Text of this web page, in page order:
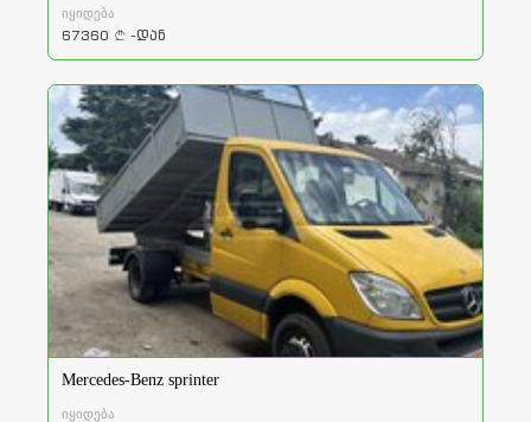
იყიდება
67360 a -დან
Mercedes-Benz sprinter
იყიდება